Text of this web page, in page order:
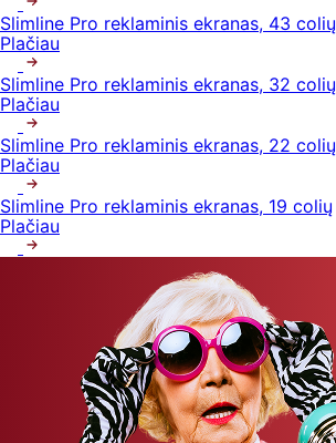
Slimline Pro reklaminis ekranas, 43 colių
Plačiau
Slimline Pro reklaminis ekranas, 32 colių
Plačiau
Slimline Pro reklaminis ekranas, 22 colių
Plačiau
Slimline Pro reklaminis ekranas, 19 colių
Plačiau